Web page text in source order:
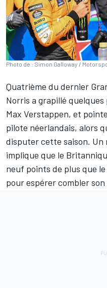
Photo de : Simon Galloway /
Quatrième du dernier
Norris a grapillé
Max Verstappen, et
pilote néerlandais, alors
disputer cette saison.
implique que le
neuf points de plus que
pour espérer combler